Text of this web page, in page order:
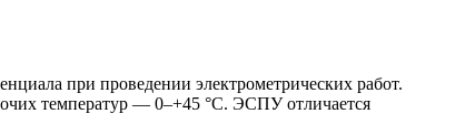
при проведении электрометрических работ.
температур — 0–+45 °С. ЭСПУ отличается